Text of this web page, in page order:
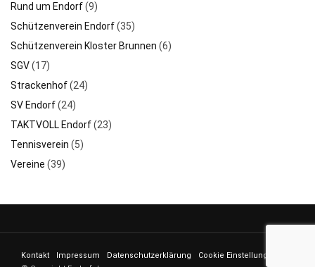
Rund um Endorf(9)
Schützenverein Endorf(35)
Schützenverein Kloster Brunnen (6)
SGV(17)
Strackenhof(24)
SV Endorf(24)
TAKTVOLL Endorf(23)
Tennisverein (5)
Vereine (39)
Kontakt Impressum Datenschutzerklärung
Cookie Einstellungen